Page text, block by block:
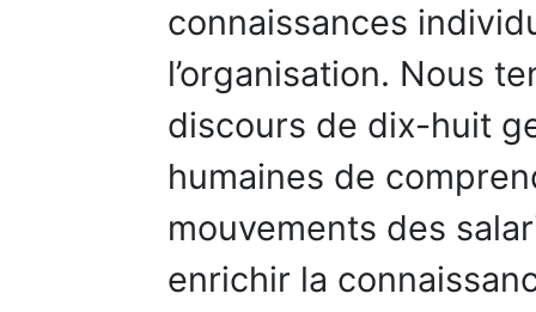
connaissances
l’organisation. Nous
discours de dix-huit
humaines de
mouvements des
enrichir la